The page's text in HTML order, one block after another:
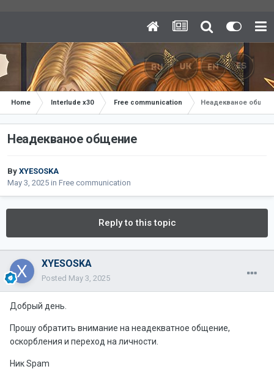
Home Interlude x30 Free communication Неадекваное
Неадекваное общение
By XYESOSKA
May 3, 2025 in Free communication
Reply to this topic
XYESOSKA
Posted May 3, 2025
Добрый день.
Прошу обратить внимание на неадекватное общение,
оскорбления и переход на личности.
Ник Spam